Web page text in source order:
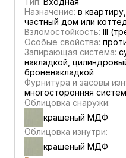
Назначение: в
частный дом или
Взломостойкость: III
Особые свойства:
Запирающая система:
накладкой,
броненакладкой
Фурнитура и засовы
многосторонняя
Облицовка снаружи:
крашеный МДФ
Облицовка изнутри:
крашеный МДФ